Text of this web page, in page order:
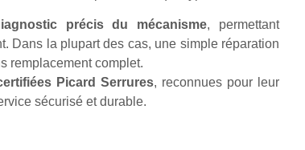
précis du mécanisme, permettant
Dans la plupart des cas, une simple réparation
remplacement complet.
Picard Serrures, reconnues pour leur
sécurisé et durable.